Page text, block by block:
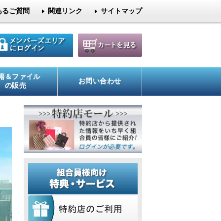
サイトマップ
関連リンク
るご質問
＆ファイル
の販売
お問い合わせ